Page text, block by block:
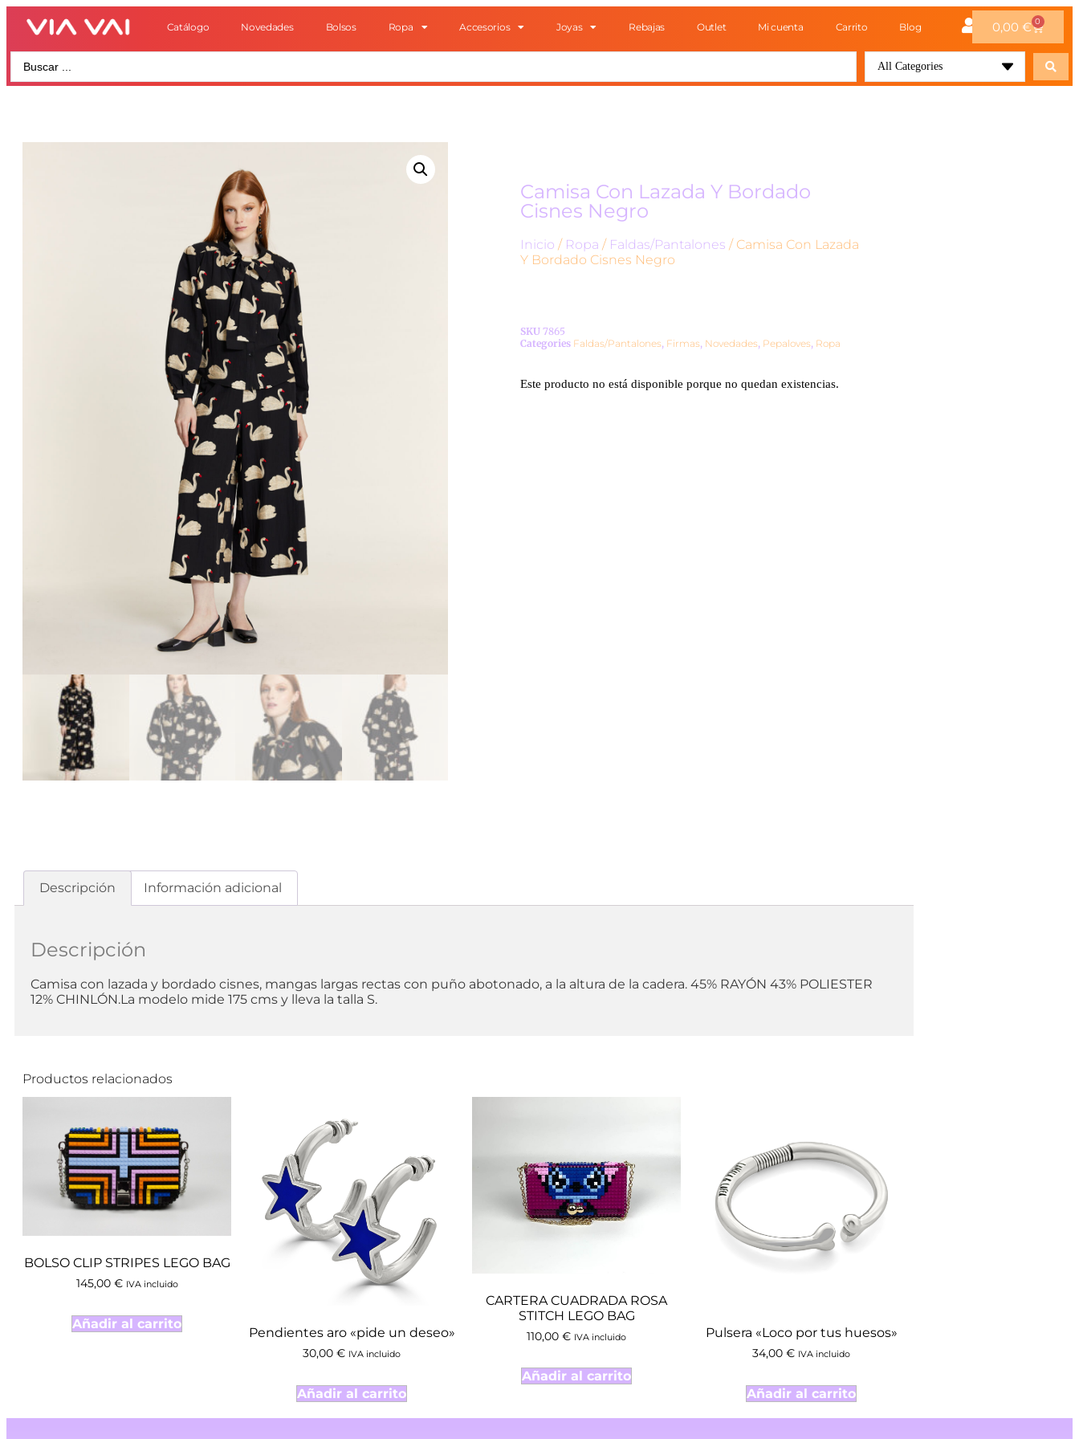
Catálogo Novedades Bolsos Ropa Accesorios Joyas Rebajas Outlet Mi cuenta Carrito Blog 0,00 € 0
All Categories
Camisa Con Lazada Y Bordado
Cisnes Negro
Inicio / Ropa / Faldas/Pantalones / Camisa Con Lazada
Y Bordado Cisnes Negro
SKU 7865
Categories Faldas/Pantalones, Firmas, Novedades, Pepaloves, Ropa
Este producto no está disponible porque no quedan existencias.
Descripción Información adicional
Descripción
Camisa con lazada y bordado cisnes, mangas largas rectas con puño abotonado, a la altura de la cadera. 45% RAYÓN 43% POLIESTER
12% CHINLÓN.La modelo mide 175 cms y lleva la talla S.
Productos relacionados
BOLSO CLIP STRIPES LEGO BAG
145,00 € IVA incluido
Añadir al carrito
Pendientes aro «pide un deseo»
30,00 € IVA incluido
Añadir al carrito
CARTERA CUADRADA ROSA
STITCH LEGO BAG
110,00 € IVA incluido
Añadir al carrito
Pulsera «Loco por tus huesos»
34,00 € IVA incluido
Añadir al carrito